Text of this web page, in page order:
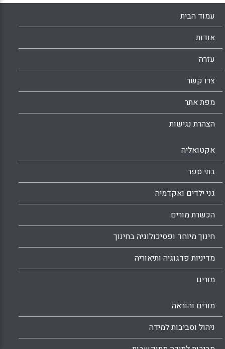
עמוד הבית
אודות
עזרה
צרו קשר
מפת אתר
הצהרת נגישות
אקטואליה
בתי ספר
גני ילדים ואקדמיה
הכשרת מורים
חינוך מיוחד ופסיכולוגיה בחינוך
מדיניות פדגוגיה ותיאוריה
מורים
מורים והוראה
ניהול וסביבות למידה